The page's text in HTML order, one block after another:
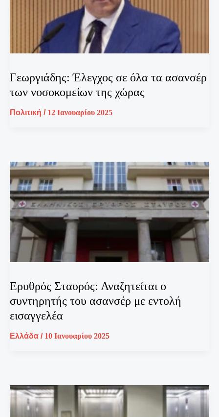
Γεωργιάδης: Έλεγχος σε όλα τα ασανσέρ
των νοσοκομείων της χώρας
Πολιτική / 12 Ιανουαρίου 2025
Ερυθρός Σταυρός: Αναζητείται ο
συντηρητής του ασανσέρ με εντολή
εισαγγελέα
Ελλάδα / 10 Ιανουαρίου 2025